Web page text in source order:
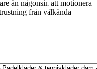
än någonsin att motionera
från välkända